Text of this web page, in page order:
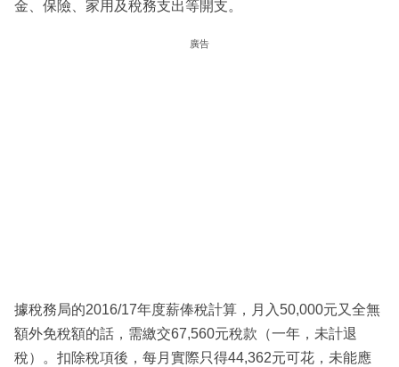
金、保險、家用及稅務支出等開支。
廣告
據稅務局的2016/17年度薪俸稅計算，月入50,000元又全無
額外免稅額的話，需繳交67,560元稅款（一年，未計退
稅）。扣除稅項後，每月實際只得44,362元可花，未能應